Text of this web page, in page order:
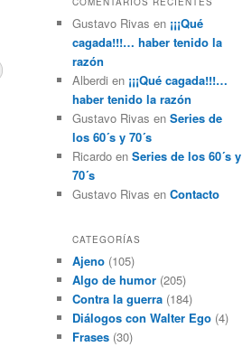
Gustavo Rivas en ¡¡¡Qué
cagada!!!… haber tenido la
razón
Alberdi en ¡¡¡Qué cagada!!!…
haber tenido la razón
Gustavo Rivas en Series de
los 60´s y 70´s
Ricardo en Series de los 60´s y
70´s
Gustavo Rivas en Contacto
CATEGORÍAS
Ajeno (105)
Algo de humor (205)
Contra la guerra (184)
Diálogos con Walter Ego (4)
Frases (30)